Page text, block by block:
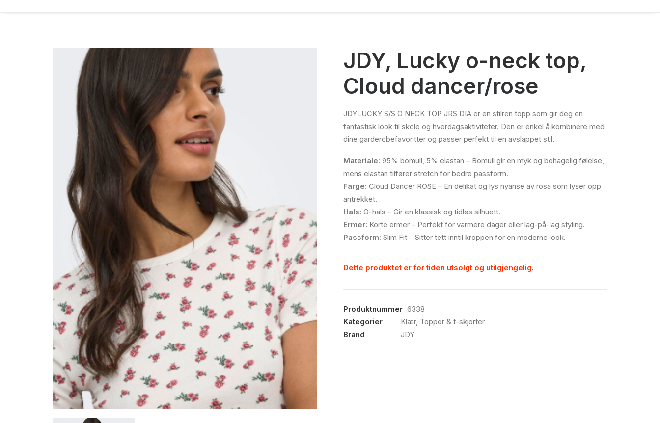
JDY, Lucky o-neck top,
Cloud dancer/rose
JDYLUCKY S/S O NECK TOP JRS DIA er en stilren topp som gir deg en
fantastisk look til skole og hverdagsaktiviteter. Den er enkel å kombinere med
dine garderobefavoritter og passer perfekt til en avslappet stil.
Materiale: 95% bomull, 5% elastan – Bomull gir en myk og behagelig følelse,
mens elastan tilfører stretch for bedre passform.
Farge: Cloud Dancer ROSE – En delikat og lys nyanse av rosa som lyser opp
antrekket.
Hals: O-hals – Gir en klassisk og tidløs silhuett.
Ermer: Korte ermer – Perfekt for varmere dager eller lag-på-lag styling.
Passform: Slim Fit – Sitter tett inntil kroppen for en moderne look.
Dette produktet er for tiden utsolgt og utilgjengelig.
Produktnummer 6338
Kategorier
Klær, Topper & t-skjorter
Brand
JDY